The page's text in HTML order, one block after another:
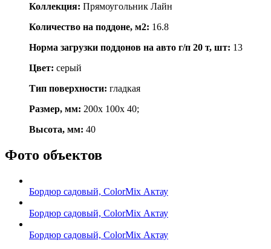
Коллекция: Прямоугольник Лайн
Количество на поддоне, м2: 16.8
Норма загрузки поддонов на авто г/п 20 т, шт: 13
Цвет: серый
Тип поверхности: гладкая
Размер, мм: 200x 100x 40;
Высота, мм: 40
Фото объектов
Бордюр садовый, ColorMix Актау
Бордюр садовый, ColorMix Актау
Бордюр садовый, ColorMix Актау